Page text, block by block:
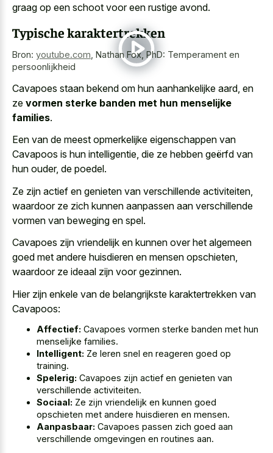
graag op een schoot voor een rustige avond.
Typische karaktertrekken
Bron: youtube.com, Nathan Fox, PhD: Temperament en
persoonlijkheid
Cavapoes staan bekend om hun aanhankelijke aard, en
ze vormen sterke banden met hun menselijke
families.
Een van de meest opmerkelijke eigenschappen van
Cavapoos is hun intelligentie, die ze hebben geërfd van
hun ouder, de poedel.
Ze zijn actief en genieten van verschillende activiteiten,
waardoor ze zich kunnen aanpassen aan verschillende
vormen van beweging en spel.
Cavapoes zijn vriendelijk en kunnen over het algemeen
goed met andere huisdieren en mensen opschieten,
waardoor ze ideaal zijn voor gezinnen.
Hier zijn enkele van de belangrijkste karaktertrekken van
Cavapoos:
Affectief: Cavapoes vormen sterke banden met hun
menselijke families.
Intelligent: Ze leren snel en reageren goed op
training.
Spelerig: Cavapoes zijn actief en genieten van
verschillende activiteiten.
Sociaal: Ze zijn vriendelijk en kunnen goed
opschieten met andere huisdieren en mensen.
Aanpasbaar: Cavapoes passen zich goed aan
verschillende omgevingen en routines aan.